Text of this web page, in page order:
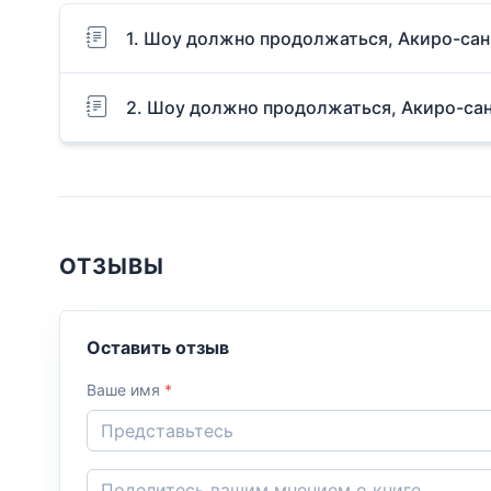
1. Шоу должно продолжаться, Акиро-
2. Шоу должно продолжаться, Акиро-
ОТЗЫВЫ
Оставить отзыв
Ваше имя *